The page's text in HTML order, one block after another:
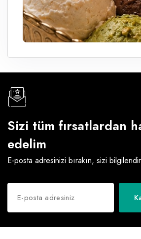
Sizi tüm fırsatlardan
edelim
E-posta adresinizi bırakın, sizi